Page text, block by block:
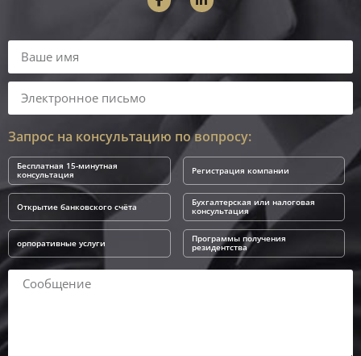
Запрос на консультацию по вопросу:
Бесплатная 15-минутная
консультация Регистрация компании
Открытие банковского счёта Бухгалтерская или налоговая
консультация
орпоративные услуги Программы получения
резидентства